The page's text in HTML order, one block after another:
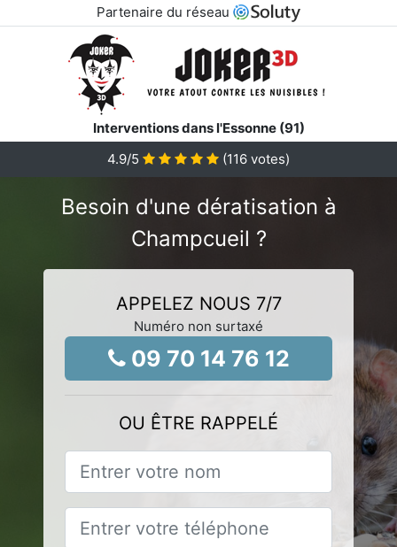
Partenaire du réseau
Interventions dans l'Essonne (91)
4.9/5 (116 votes)
Besoin d'une dératisation à
Champcueil ?
APPELEZ NOUS 7/7
Numéro non surtaxé
09 70 14 76 12
OU ÊTRE RAPPELÉ